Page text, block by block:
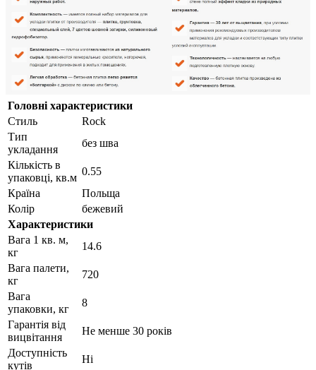
Головні характеристики
Стиль
Rock
Тип
укладання
без шва
Кількість в
упаковці, кв.м
0.55
Країна
Польща
Колір
бежевий
Характеристики
Вага 1 кв. м,
кг
14.6
Вага палети,
кг
720
Вага
упаковки, кг
8
Гарантія від
вицвітання
Не менше 30 років
Доступність
кутів
Ні